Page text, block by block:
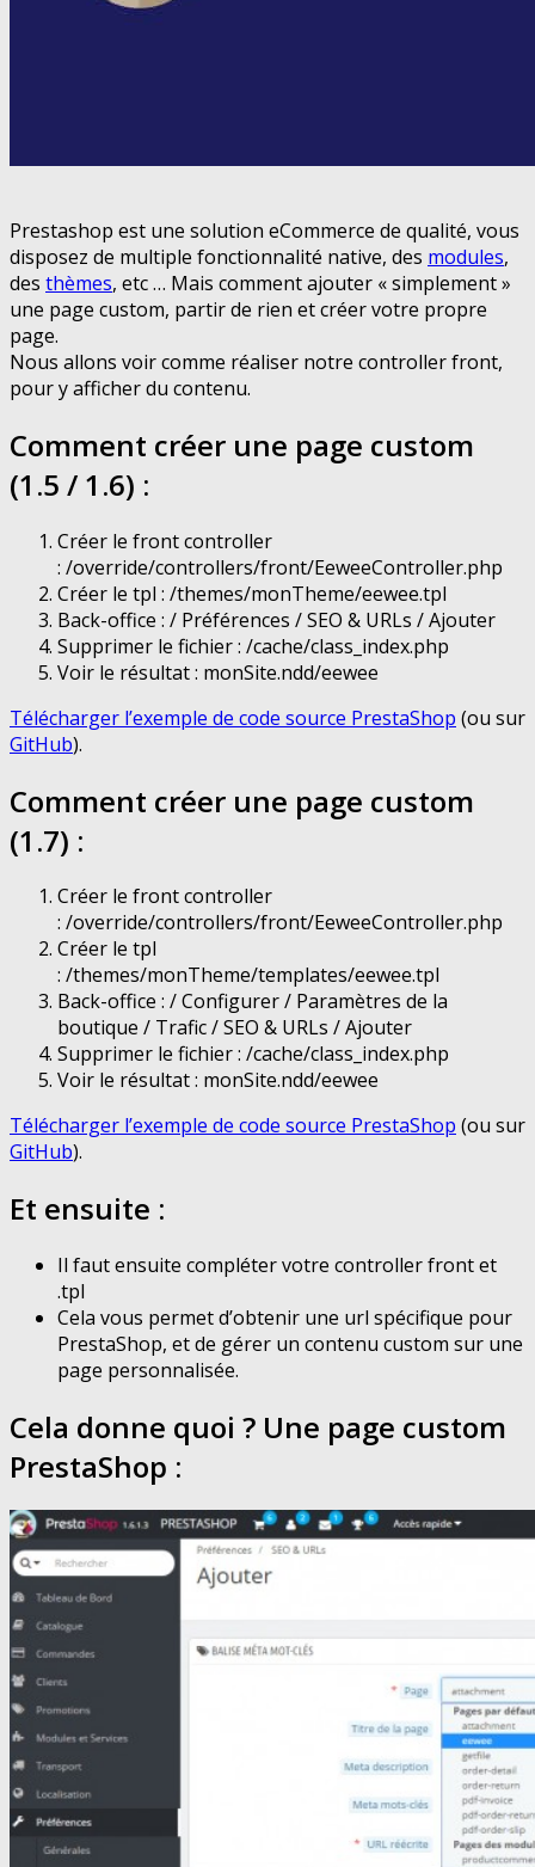
Prestashop est une solution eCommerce de qualité, vous
disposez de multiple fonctionnalité native, des modules,
des thèmes, etc … Mais comment ajouter « simplement »
une page custom, partir de rien et créer votre propre
page.
Nous allons voir comme réaliser notre controller front,
pour y afficher du contenu.
Comment créer une page custom
(1.5 / 1.6) :
Créer le front controller
: /override/controllers/front/EeweeController.php
Créer le tpl : /themes/monTheme/eewee.tpl
Back-office : / Préférences / SEO & URLs / Ajouter
Supprimer le fichier : /cache/class_index.php
Voir le résultat : monSite.ndd/eewee
Télécharger l’exemple de code source PrestaShop (ou sur
GitHub).
Comment créer une page custom
(1.7) :
Créer le front controller
: /override/controllers/front/EeweeController.php
Créer le tpl
: /themes/monTheme/templates/eewee.tpl
Back-office : / Configurer / Paramètres de la
boutique / Trafic / SEO & URLs / Ajouter
Supprimer le fichier : /cache/class_index.php
Voir le résultat : monSite.ndd/eewee
Télécharger l’exemple de code source PrestaShop (ou sur
GitHub).
Et ensuite :
Il faut ensuite compléter votre controller front et
.tpl
Cela vous permet d’obtenir une url spécifique pour
PrestaShop, et de gérer un contenu custom sur une
page personnalisée.
Cela donne quoi ? Une page custom
PrestaShop :